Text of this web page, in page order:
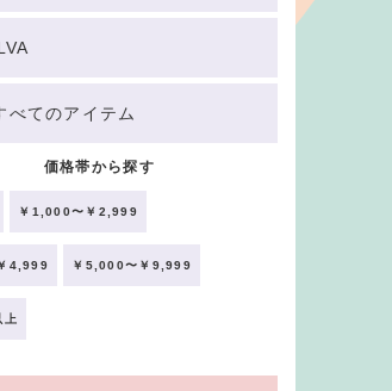
べてのアイテム
価格帯から探す
￥1,000〜￥2,999
4,999 ￥5,000〜￥9,999
上